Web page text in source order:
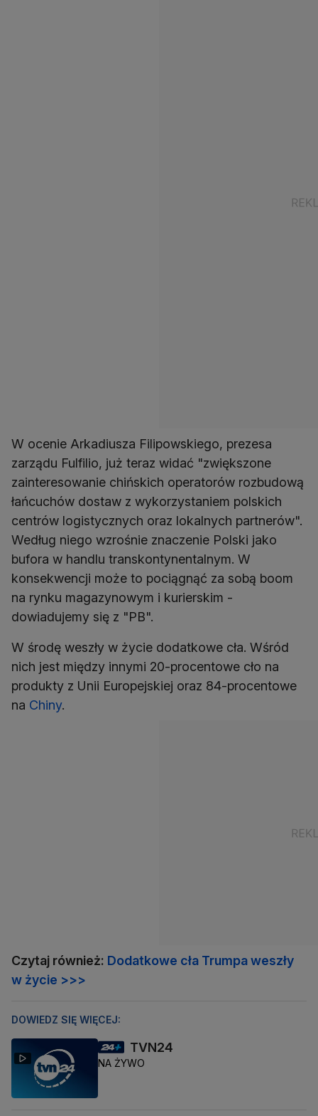
W ocenie Arkadiusza Filipowskiego, prezesa
zarządu Fulfilio, już teraz widać "zwiększone
zainteresowanie chińskich operatorów rozbudową
łańcuchów dostaw z wykorzystaniem polskich
centrów logistycznych oraz lokalnych partnerów".
Według niego wzrośnie znaczenie Polski jako
bufora w handlu transkontynentalnym. W
konsekwencji może to pociągnąć za sobą boom
na rynku magazynowym i kurierskim -
dowiadujemy się z "PB".
W środę weszły w życie dodatkowe cła. Wśród
nich jest między innymi 20-procentowe cło na
produkty z Unii Europejskiej oraz 84-procentowe
na Chiny.
Czytaj również: Dodatkowe cła Trumpa weszły
w życie >>>
DOWIEDZ SIĘ WIĘCEJ:
TVN24
NA ŻYWO